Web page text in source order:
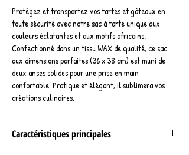
Protégez et transportez vos tartes et gâteaux en
toute sécurité avec notre sac à tarte unique aux
couleurs éclatantes et aux motifs africains.
Confectionné dans un tissu WAX de qualité, ce sac
aux dimensions parfaites (36 x 38 cm) est muni de
deux anses solides pour une prise en main
confortable. Pratique et élégant, il sublimera vos
créations culinaires.
Caractéristiques principales